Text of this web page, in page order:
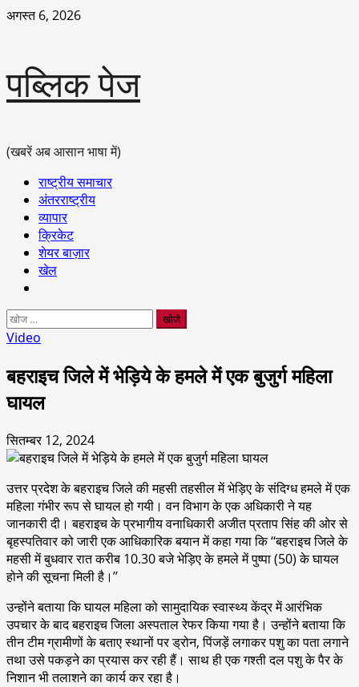
छोड़कर
अगस्त 6, 2026
पब्लिक पेज
(खबरें अब आसान भाषा में)
प्राथमिक
सूची
राष्ट्रीय समाचार
अंतरराष्ट्रीय
व्यापार
क्रिकेट
शेयर बाज़ार
खेल
निम्न
को
Video
बहराइच जिले में भेड़िये के हमले में एक बुजुर्ग महिला
घायल
सितम्बर 12, 2024
उत्तर प्रदेश के बहराइच जिले की महसी तहसील में भेड़िए के संदिग्ध हमले में एक
महिला गंभीर रूप से घायल हो गयी। वन विभाग के एक अधिकारी ने यह
जानकारी दी। बहराइच के प्रभागीय वनाधिकारी अजीत प्रताप सिंह की ओर से
बृहस्पतिवार को जारी एक आधिकारिक बयान में कहा गया कि ‘‘बहराइच जिले के
महसी में बुधवार रात करीब 10.30 बजे भेड़िए के हमले में पुष्पा (50) के घायल
होने की सूचना मिली है।’’
उन्होंने बताया कि घायल महिला को सामुदायिक स्वास्थ्य केंद्र में आरंभिक
उपचार के बाद बहराइच जिला अस्पताल रेफर किया गया है। उन्होंने बताया कि
तीन टीम ग्रामीणों के बताए स्थानों पर ड्रोन, पिंजड़ें लगाकर पशु का पता लगाने
तथा उसे पकड़ने का प्रयास कर रही हैं। साथ ही एक गश्ती दल पशु के पैर के
निशान भी तलाशने का कार्य कर रहा है।